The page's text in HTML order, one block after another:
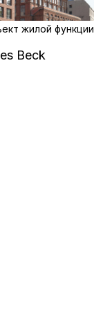
жилой функции
Beck